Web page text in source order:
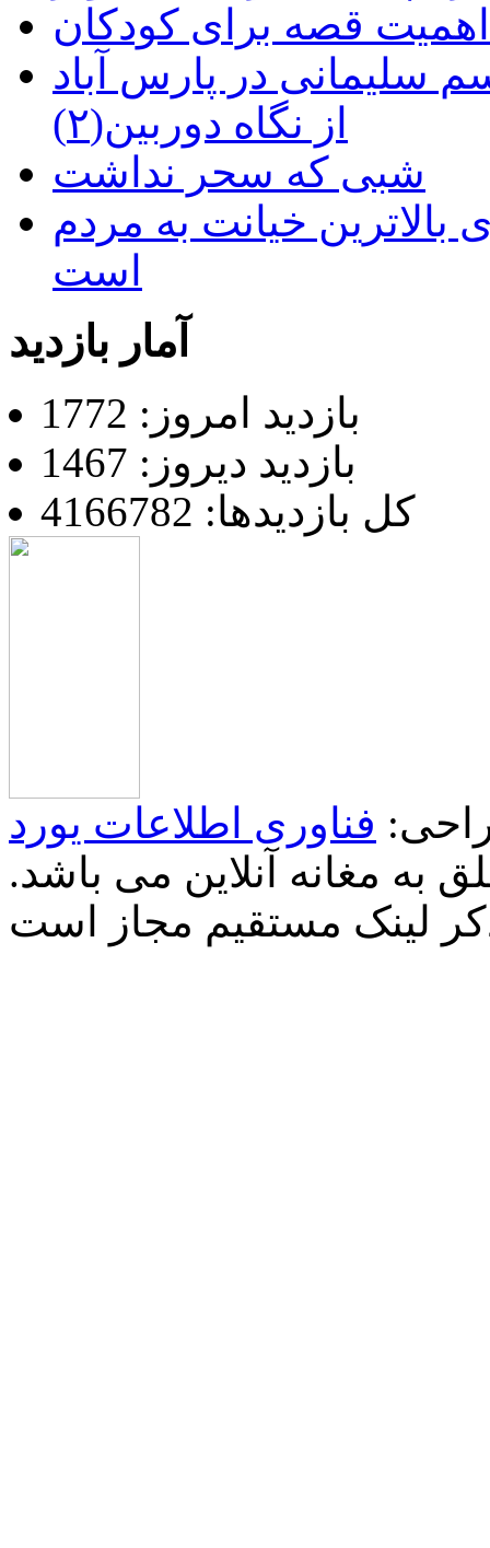
سلیمانی در پارس آباد
از نگاه دوربین(۲)
شبی که سحر نداشت
خیانت به مردم
است
آمار بازدید
بازدید امروز: 1772
بازدید دیروز: 1467
کل بازدیدها: 4166782
فناوری اطلاعات یورد
به مغانه آنلاین می باشد.